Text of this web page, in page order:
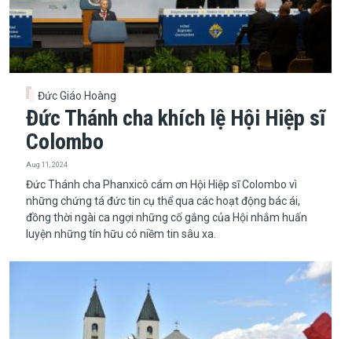
Đức Giáo Hoàng
Đức Thánh cha khích lệ Hội Hiệp sĩ
Colombo
Aug 11, 2024
Đức Thánh cha Phanxicô cám ơn Hội Hiệp sĩ Colombo vì
những chứng tá đức tin cụ thể qua các hoạt động bác ái,
đồng thời ngài ca ngợi những cố gắng của Hội nhắm huấn
luyện những tín hữu có niềm tin sâu xa.